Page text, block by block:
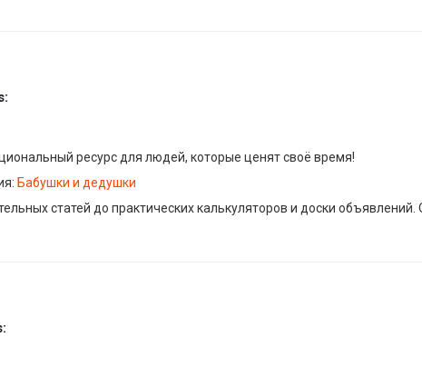
ресурс для людей, которые ценят своё время!
Бабушки и дедушки
статей до практических калькуляторов и доски